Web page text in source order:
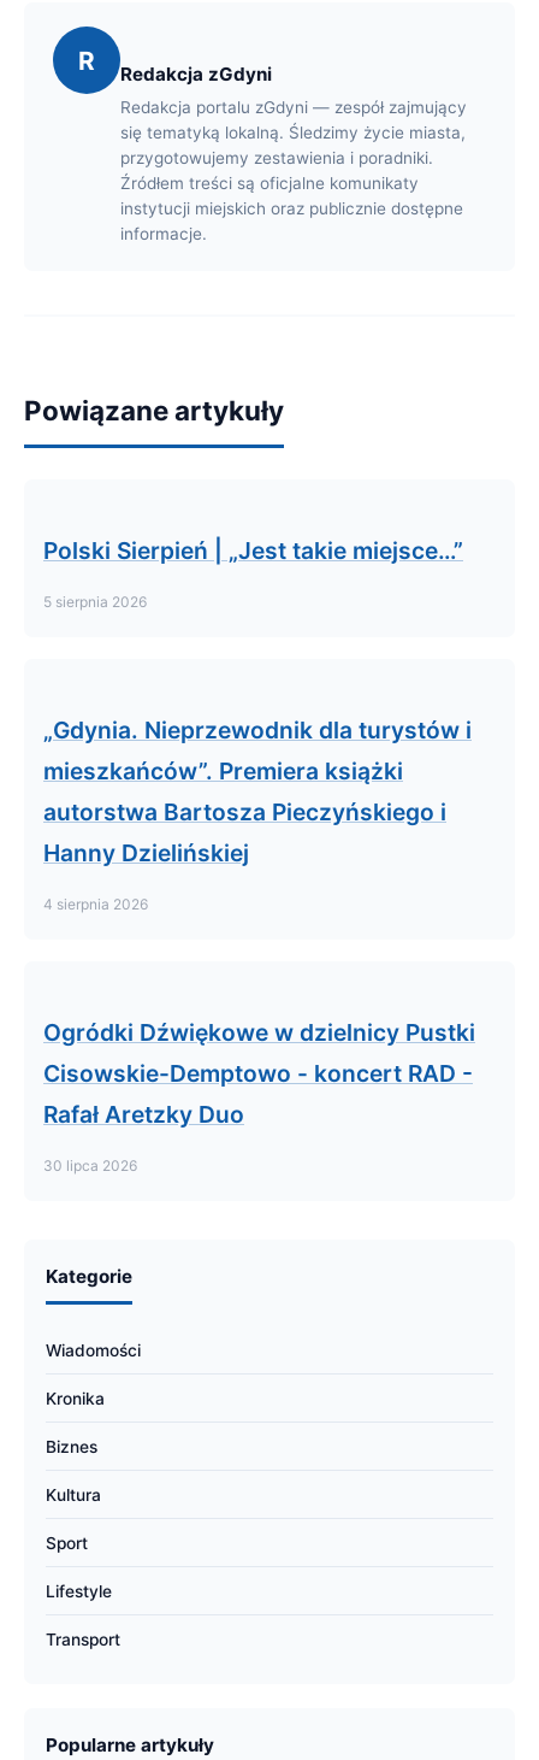
R Redakcja zGdyni
Redakcja portalu zGdyni — zespół zajmujący
się tematyką lokalną. Śledzimy życie miasta,
przygotowujemy zestawienia i poradniki.
Źródłem treści są oficjalne komunikaty
instytucji miejskich oraz publicznie dostępne
informacje.
Powiązane artykuły
Polski Sierpień | „Jest takie miejsce…”
5 sierpnia 2026
„Gdynia. Nieprzewodnik dla turystów i
mieszkańców”. Premiera książki
autorstwa Bartosza Pieczyńskiego i
Hanny Dzielińskiej
4 sierpnia 2026
Ogródki Dźwiękowe w dzielnicy Pustki
Cisowskie-Demptowo - koncert RAD -
Rafał Aretzky Duo
30 lipca 2026
Kategorie
Wiadomości
Kronika
Biznes
Kultura
Sport
Lifestyle
Transport
Popularne artykuły